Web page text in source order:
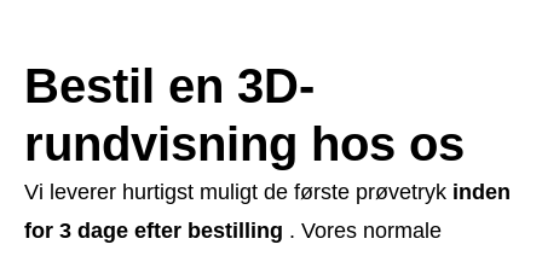
Bestil en 3D-
rundvisning hos os
Vi leverer hurtigst muligt de første prøvetryk inden
for 3 dage efter bestilling . Vores normale